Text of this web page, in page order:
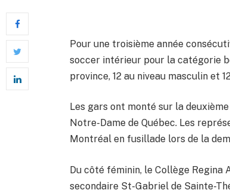
Pour une troisième année
soccer intérieur pour la catégorie
province, 12 au niveau masculin et
Les gars ont monté sur la
Notre-Dame de Québec. Les
Montréal en fusillade lors de la
Du côté féminin, le Collège Regina
secondaire St-Gabriel de Sainte-